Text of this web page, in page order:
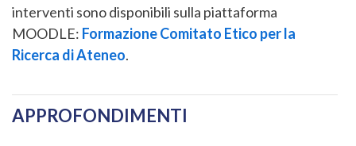
interventi sono disponibili sulla piattaforma
MOODLE: Formazione Comitato Etico per la
Ricerca di Ateneo.
APPROFONDIMENTI